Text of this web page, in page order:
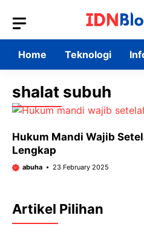
content
Home
Teknologi
shalat subuh
Hukum Mandi Wajib
Lengkap
abuha 23 February 2025
Artikel Pilihan